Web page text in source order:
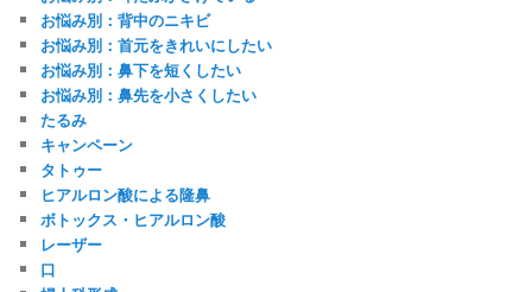
お悩み別：背中のニキビ
お悩み別：首元をきれいにしたい
お悩み別：鼻下を短くしたい
お悩み別：鼻先を小さくしたい
たるみ
キャンペーン
タトゥー
ヒアルロン酸による隆鼻
ボトックス・ヒアルロン酸
レーザー
口